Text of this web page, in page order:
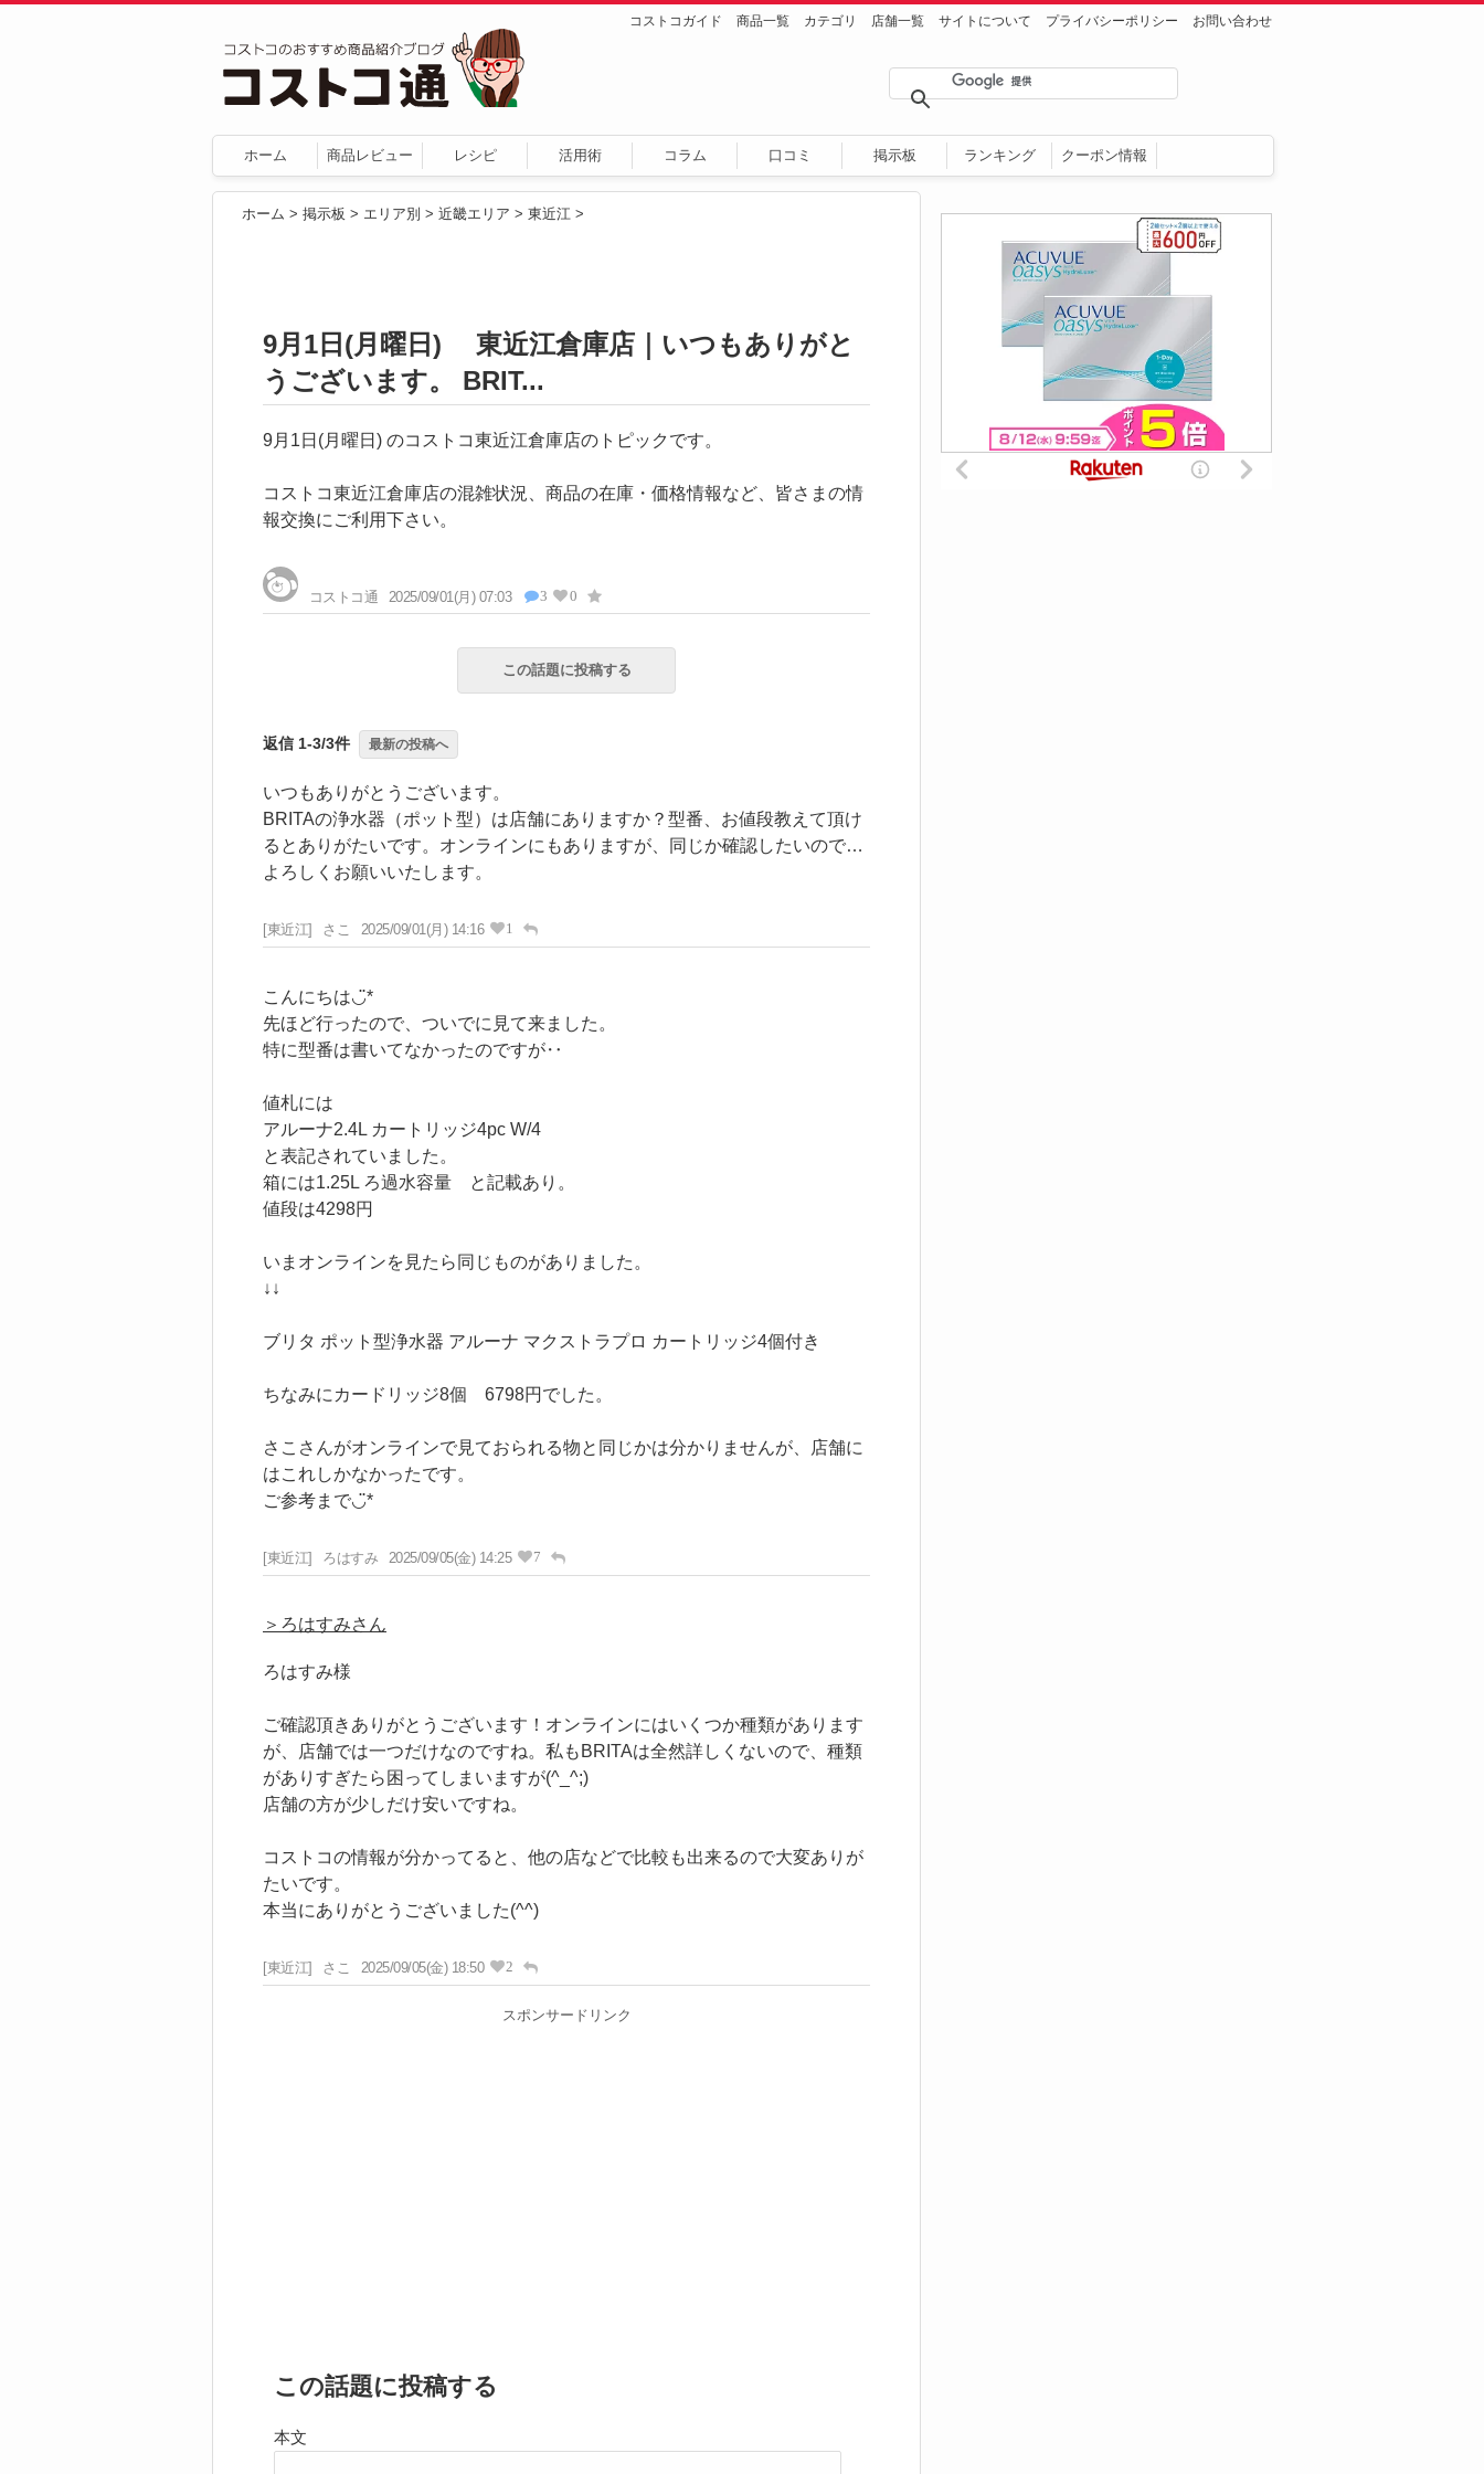
コストコガイド 商品一覧 カテゴリ 店舗一覧 サイトについて プライバシーポリシー お問い合わせ
ホーム 商品レビュー レシピ 活用術 コラム 口コミ 掲示板 ランキング クーポン情報
ホーム > 掲示板 > エリア別 > 近畿エリア > 東近江 >
9月1日(月曜日) 東近江倉庫店｜いつもありがと
うございます。 BRIT...
9月1日(月曜日) のコストコ東近江倉庫店のトピックです。
コストコ東近江倉庫店の混雑状況、商品の在庫・価格情報など、皆さまの情
報交換にご利用下さい。
コストコ通 2025/09/01(月) 07:03 3 0
この話題に投稿する
返信 1-3/3件 最新の投稿へ
いつもありがとうございます。
BRITAの浄水器（ポット型）は店舗にありますか？型番、お値段教えて頂け
るとありがたいです。オンラインにもありますが、同じか確認したいので…
よろしくお願いいたします。
[東近江] さこ 2025/09/01(月) 14:16 1
こんにちは◡̈*
先ほど行ったので、ついでに見て来ました。
特に型番は書いてなかったのですが‥
値札には
アルーナ2.4L カートリッジ4pc W/4
と表記されていました。
箱には1.25L ろ過水容量 と記載あり。
値段は4298円
いまオンラインを見たら同じものがありました。
↓↓
ブリタ ポット型浄水器 アルーナ マクストラプロ カートリッジ4個付き
ちなみにカードリッジ8個 6798円でした。
さこさんがオンラインで見ておられる物と同じかは分かりませんが、店舗に
はこれしかなかったです。
ご参考まで◡̈*
[東近江] ろはすみ 2025/09/05(金) 14:25 7
＞ろはすみさん
ろはすみ様
ご確認頂きありがとうございます！オンラインにはいくつか種類があります
が、店舗では一つだけなのですね。私もBRITAは全然詳しくないので、種類
がありすぎたら困ってしまいますが(^_^;)
店舗の方が少しだけ安いですね。
コストコの情報が分かってると、他の店などで比較も出来るので大変ありが
たいです。
本当にありがとうございました(^^)
[東近江] さこ 2025/09/05(金) 18:50 2
スポンサードリンク
この話題に投稿する
本文